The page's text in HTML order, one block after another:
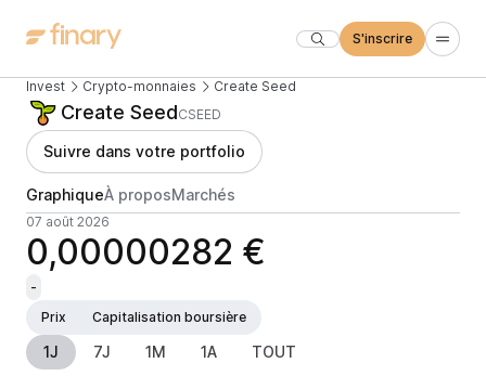
S'inscrire
Invest Crypto-monnaies Create Seed
Create SeedCSEED
Suivre dans votre portfolio
GraphiqueÀ proposMarchés
07 août 2026
0,00000282 €
-
Prix
Capitalisation boursière
1J 7J 1M 1A TOUT